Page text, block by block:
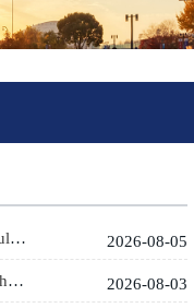
【生研院】学术讲座：卢华教授（ Tulane University School of M... 2026-08-05
【生研院】特邀报告：2026.8.4 Dinshaw J. Patel教授（Memorial ... 2026-08-03